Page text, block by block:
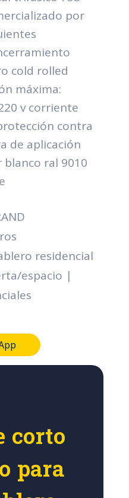
por
cold rolled
máxima:
v corriente
contra
de aplicación
ral 9010
residencial
espacio |
corto
para